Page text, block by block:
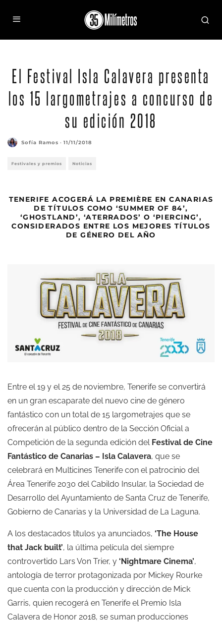
El Festival Isla Calavera presenta
los 15 largometrajes a concurso de
su edición 2018
Sofía Ramos · 11/11/2018
Festivales y premios Noticias
TENERIFE ACOGERÁ LA PREMIÈRE EN CANARIAS
DE TÍTULOS COMO ‘SUMMER OF 84’,
‘GHOSTLAND’, ‘ATERRADOS’ O ‘PIERCING’,
CONSIDERADOS ENTRE LOS MEJORES TÍTULOS
DE GÉNERO DEL AÑO
Entre el 19 y el 25 de noviembre, Tenerife se convertirá
en un gran escaparate del nuevo cine de género
fantástico con un total de 15 largometrajes que se
ofrecerán al público dentro de la Sección Oficial a
Competición de la segunda edición del Festival de Cine
Fantástico de Canarias – Isla Calavera, que se
celebrará en Multicines Tenerife con el patrocinio del
Área Tenerife 2030 del Cabildo Insular, la Sociedad de
Desarrollo del Ayuntamiento de Santa Cruz de Tenerife,
Gobierno de Canarias y la Universidad de La Laguna.
A los destacados títulos ya anunciados, ‘The House
that Jack built’, la última película del siempre
controvertido Lars Von Trier, y ‘Nightmare Cinema’,
antología de terror protagonizada por Mickey Rourke
que cuenta con la producción y dirección de Mick
Garris, quien recogerá en Tenerife el Premio Isla
Calavera de Honor 2018, se suman producciones